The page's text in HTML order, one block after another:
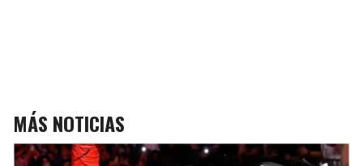
MÁS NOTICIAS